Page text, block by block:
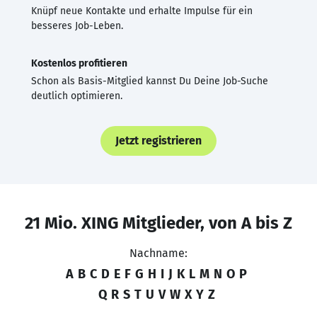
Knüpf neue Kontakte und erhalte Impulse für ein
besseres Job-Leben.
Kostenlos profitieren
Schon als Basis-Mitglied kannst Du Deine Job-Suche
deutlich optimieren.
Jetzt registrieren
21 Mio. XING Mitglieder, von A bis Z
Nachname:
A B C D E F G H I J K L M N O P
Q R S T U V W X Y Z